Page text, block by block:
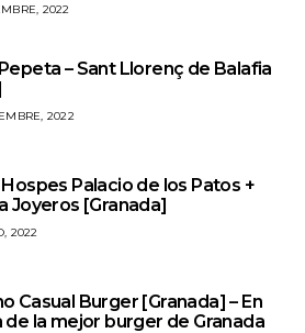
2022
– Sant Llorenç de Balafia
2022
Palacio de los Patos +
Joyeros [Granada]
2022
Casual Burger [Granada] – En
de la mejor burger de Granada